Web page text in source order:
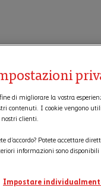
di migliorare la vostra
contenuti. I cookie vengono
nostri clienti.
d’accordo? Potete accettare
informazioni sono disponibili
Impostare